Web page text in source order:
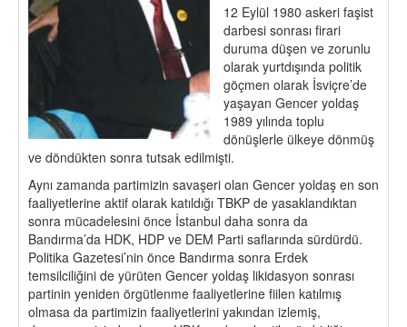
12 Eylül 1980 askeri faşist
darbesi sonrası firari
duruma düşen ve zorunlu
olarak yurtdışında politik
göçmen olarak İsviçre’de
yaşayan Gencer yoldaş
1989 yılında toplu
dönüşlerle ülkeye dönmüş
ve döndükten sonra tutsak edilmişti.
Aynı zamanda partimizin savaşeri olan Gencer yoldaş en son
faaliyetlerine aktif olarak katıldığı TBKP de yasaklandıktan
sonra mücadelesini önce İstanbul daha sonra da
Bandırma’da HDK, HDP ve DEM Parti saflarında sürdürdü.
Politika Gazetesi’nin önce Bandırma sonra Erdek
temsilciliğini de yürüten Gencer yoldaş likidasyon sonrası
partinin yeniden örgütlenme faaliyetlerine fiilen katılmış
olmasa da partimizin faaliyetlerini yakından izlemiş,